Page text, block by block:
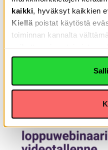
kaikki , hyväksyt kaikkien
Kiellä poistat käytöstä
toiminnan kannalta
Youtube-videot eivät toimi.
miksi evästeitä käytetään.
voit lukea yksittäisistä
15.01.2024 Tiedotteet
OmaKannalle